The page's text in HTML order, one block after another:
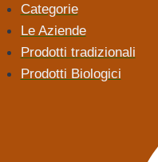
Categorie
Le Aziende
Prodotti tradizionali
Prodotti Biologici